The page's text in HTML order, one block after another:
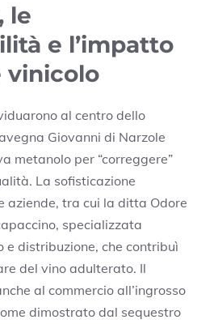
le
e l’impatto
vinicolo
al centro dello
Giovanni di Narzole
metanolo per “correggere”
La sofisticazione
aziende, tra cui la ditta Odore
specializzata
e distribuzione, che contribuì
del vino adulterato. Il
al commercio all’ingrosso
dimostrato dal sequestro